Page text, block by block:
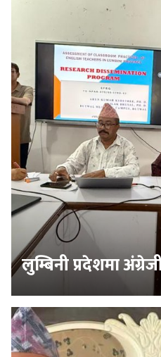
लुम्बिनी प्रदेशमा